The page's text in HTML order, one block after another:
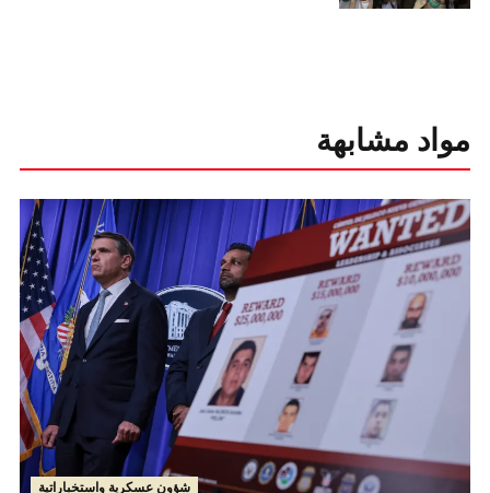
مواد مشابهة
شؤون عسكرية واستخباراتية